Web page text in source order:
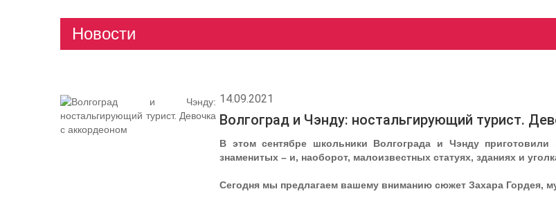
Новости
14.09.2021
Волгоград и Чэнду: ностальгирующий турист.
В этом сентябре школьники Волгограда и Чэнду
знаменитых – и, наоборот, малоизвестных статуях, зданиях и
Сегодня мы предлагаем вашему вниманию сюжет Захара Гордея,